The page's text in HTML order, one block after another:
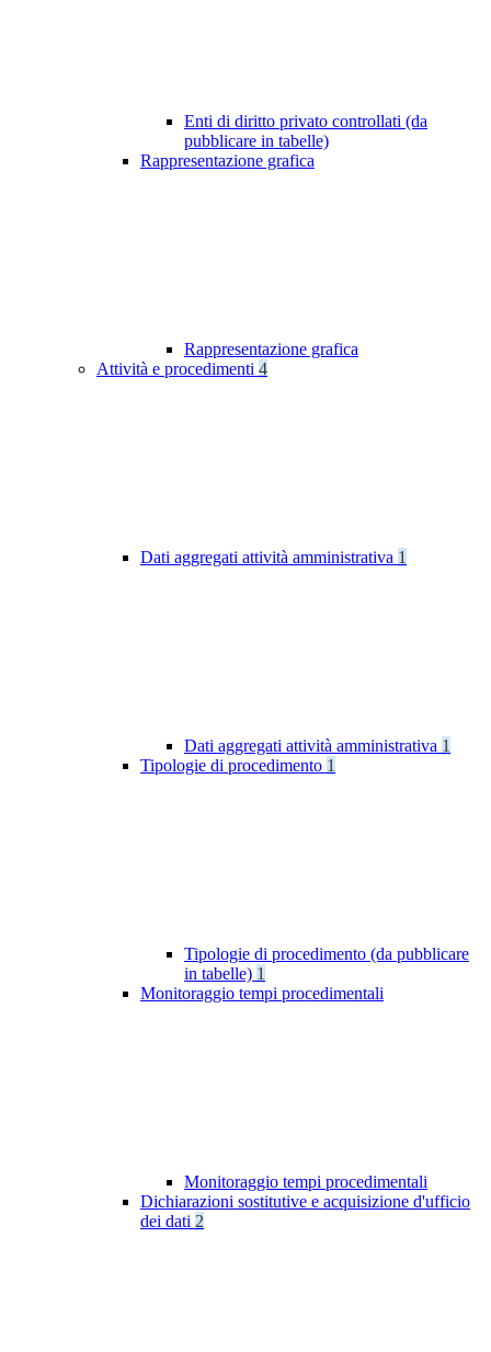
Enti di diritto privato controllati (da
pubblicare in tabelle)
Rappresentazione grafica
Rappresentazione grafica
Attività e procedimenti 4
Dati aggregati attività amministrativa 1
Dati aggregati attività amministrativa 1
Tipologie di procedimento 1
Tipologie di procedimento (da pubblicare
in tabelle) 1
Monitoraggio tempi procedimentali
Monitoraggio tempi procedimentali
Dichiarazioni sostitutive e acquisizione d'ufficio
dei dati 2